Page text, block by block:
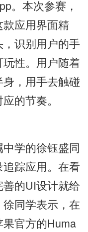
。本次参赛，
应用界面精
识别用户的手
性。用户随着
，用手去触碰
的节奏。
学的徐钰盛同
踪应用。在看
的UI设计就给
同学表示，在
官方的Huma